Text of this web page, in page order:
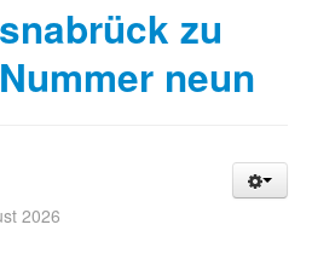
zu
neun
2026